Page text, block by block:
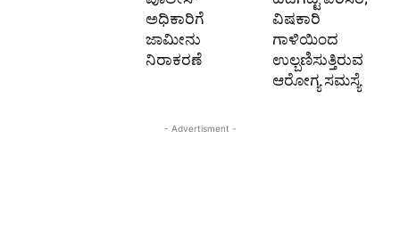
ಅಧಿಕಾರಿಗೆ
ಜಾಮೀನು
ನಿರಾಕರಣೆ
ವಿಷಕಾರಿ
ಗಾಳಿಯಿಂದ
ಉಲ್ಬಣಿಸುತ್ತಿರುವ
ಆರೋಗ್ಯ ಸಮಸ್ಯೆ
- Advertisment -